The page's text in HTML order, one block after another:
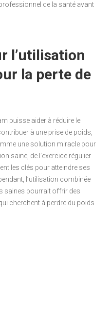
de la santé avant
l’utilisation
la perte de
puisse aider à réduire le
à une prise de poids,
une solution miracle pour
saine, de l’exercice régulier
les clés pour atteindre ses
l’utilisation combinée
saines pourrait offrir des
cherchent à perdre du poids